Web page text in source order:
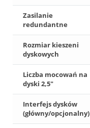
Zasilanie
redundantne
Rozmiar kieszeni
dyskowych
Liczba mocowań na
dyski 2,5"
Interfejs dysków
(główny/opcjonalny)